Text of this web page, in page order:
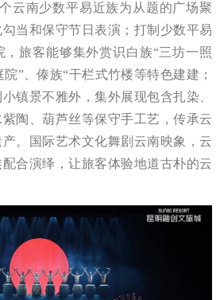
云南少数平易近族为从题的广场聚
当和保守节日表演；打制少数平易
旅客能够集外赏识白族“三坊一照
”、傣族“干栏式竹楼等特色建建；
镇景不雅外，集外展现包含扎染、
陶、葫芦丝等保守手工艺，传承云
。国际艺术文化舞剧云南映象，云
合演绎，让旅客体验地道古朴的云